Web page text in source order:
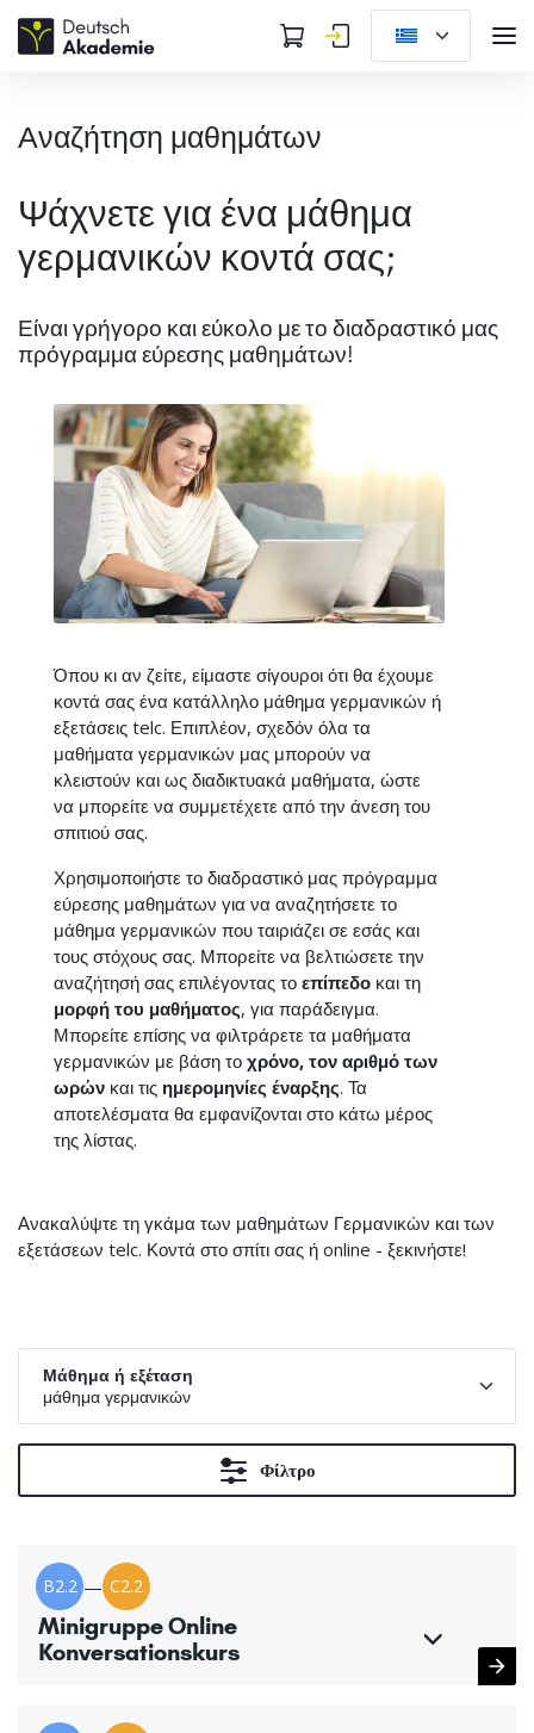
Αναζήτηση μαθημάτων
Ψάχνετε για ένα μάθημα
γερμανικών κοντά σας;
Είναι γρήγορο και εύκολο με το διαδραστικό μας
πρόγραμμα εύρεσης μαθημάτων!
Όπου κι αν ζείτε, είμαστε σίγουροι ότι θα έχουμε
κοντά σας ένα κατάλληλο μάθημα γερμανικών ή
εξετάσεις telc. Επιπλέον, σχεδόν όλα τα
μαθήματα γερμανικών μας μπορούν να
κλειστούν και ως διαδικτυακά μαθήματα, ώστε
να μπορείτε να συμμετέχετε από την άνεση του
σπιτιού σας.
Χρησιμοποιήστε το διαδραστικό μας πρόγραμμα
εύρεσης μαθημάτων για να αναζητήσετε το
μάθημα γερμανικών που ταιριάζει σε εσάς και
τους στόχους σας. Μπορείτε να βελτιώσετε την
αναζήτησή σας επιλέγοντας το επίπεδο και τη
μορφή του μαθήματος, για παράδειγμα.
Μπορείτε επίσης να φιλτράρετε τα μαθήματα
γερμανικών με βάση το χρόνο, τον αριθμό των
ωρών και τις ημερομηνίες έναρξης. Τα
αποτελέσματα θα εμφανίζονται στο κάτω μέρος
της λίστας.
Ανακαλύψτε τη γκάμα των μαθημάτων Γερμανικών και των
εξετάσεων telc. Κοντά στο σπίτι σας ή online - ξεκινήστε!
Μάθημα ή εξέταση
μάθημα γερμανικών
Φίλτρο
B2.2 — C2.2
Minigruppe Online
Konversationskurs